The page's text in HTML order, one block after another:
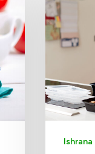
Ishrana